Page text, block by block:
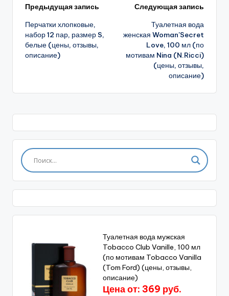
Навигация
записи
Предыдущая запись
Перчатки хлопковые,
набор 12 пар, размер S,
белые (цены, отзывы,
описание)
Следующая запись
Туалетная вода
женская Woman'Secret
Love, 100 мл (по
мотивам Nina (N.Ricci)
(цены, отзывы,
описание)
Туалетная вода мужская
Tobacco Club Vanille, 100 мл
(по мотивам Tobacco Vanilla
(Tom Ford) (цены, отзывы,
описание)
Цена от: 369 руб.